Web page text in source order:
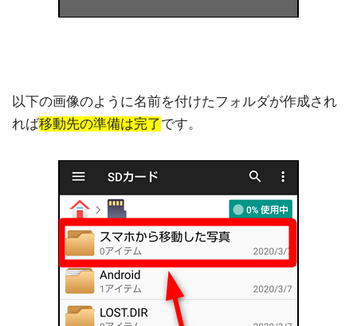
以下の画像のように名前を付けたフォルダが作成され
れば移動先の準備は完了です。